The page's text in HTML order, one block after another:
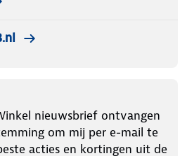
nieuwsbrief ontvangen
om mij per e-mail te
acties en kortingen uit de